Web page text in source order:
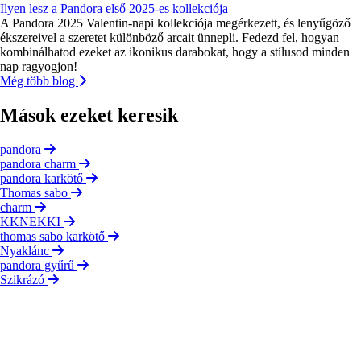
Ilyen lesz a Pandora első 2025-es kollekciója
A Pandora 2025 Valentin-napi kollekciója megérkezett, és lenyűgöző
ékszereivel a szeretet különböző arcait ünnepli. Fedezd fel, hogyan
kombinálhatod ezeket az ikonikus darabokat, hogy a stílusod minden
nap ragyogjon!
Még több blog
Mások ezeket keresik
pandora
pandora charm
pandora karkötő
Thomas sabo
charm
KKNEKKI
thomas sabo karkötő
Nyaklánc
pandora gyűrű
Szikrázó